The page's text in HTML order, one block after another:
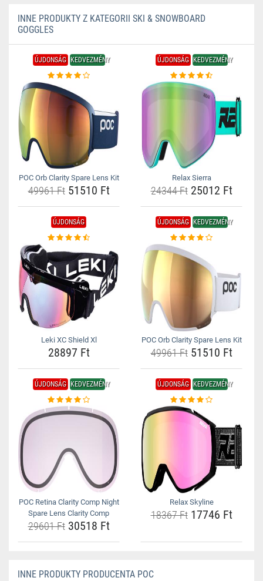
INNE PRODUKTY Z KATEGORII SKI & SNOWBOARD
GOGGLES
ÚJDONSÁG KEDVEZMÉNY
POC Orb Clarity Spare Lens Kit
49961 Ft51510 Ft
ÚJDONSÁG KEDVEZMÉNY
Relax Sierra
24344 Ft25012 Ft
ÚJDONSÁG
Leki XC Shield Xl
28897 Ft
ÚJDONSÁG KEDVEZMÉNY
POC Orb Clarity Spare Lens Kit
49961 Ft51510 Ft
ÚJDONSÁG KEDVEZMÉNY
POC Retina Clarity Comp Night
Spare Lens Clarity Comp
29601 Ft30518 Ft
ÚJDONSÁG KEDVEZMÉNY
Relax Skyline
18367 Ft17746 Ft
INNE PRODUKTY PRODUCENTA POC